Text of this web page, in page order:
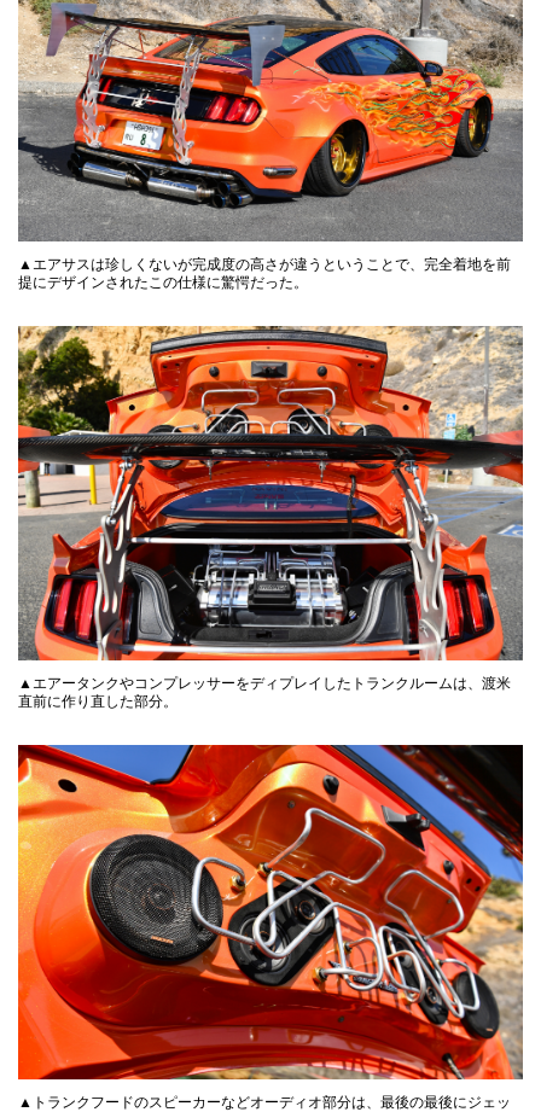
▲エアサスは珍しくないが完成度の高さが違うということで、完全着地を前
提にデザインされたこの仕様に驚愕だった。
▲エアータンクやコンプレッサーをディプレイしたトランクルームは、渡米
直前に作り直した部分。
▲トランクフードのスピーカーなどオーディオ部分は、最後の最後にジェッ